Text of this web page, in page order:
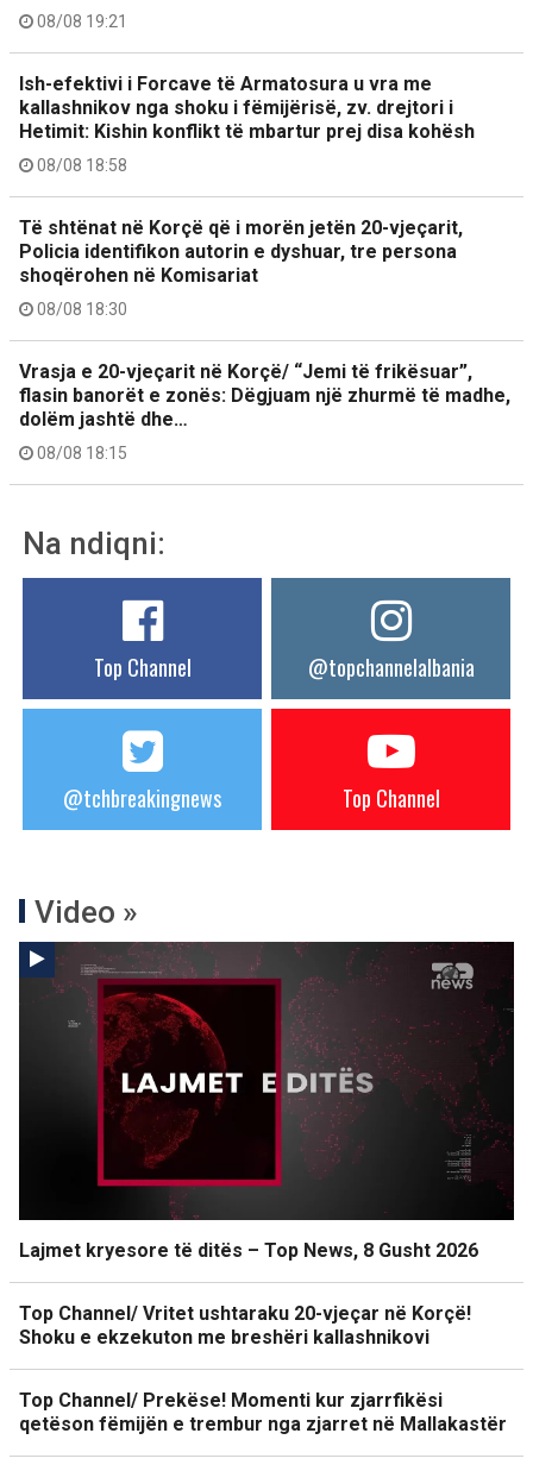
08/08 19:21
Ish-efektivi i Forcave të Armatosura u vra me
kallashnikov nga shoku i fëmijërisë, zv. drejtori i
Hetimit: Kishin konflikt të mbartur prej disa kohësh
08/08 18:58
Të shtënat në Korçë që i morën jetën 20-vjeçarit,
Policia identifikon autorin e dyshuar, tre persona
shoqërohen në Komisariat
08/08 18:30
Vrasja e 20-vjeçarit në Korçë/ “Jemi të frikësuar”,
flasin banorët e zonës: Dëgjuam një zhurmë të madhe,
dolëm jashtë dhe…
08/08 18:15
Na ndiqni:
Top Channel @topchannelalbania
@tchbreakingnews Top Channel
Video »
Lajmet kryesore të ditës – Top News, 8 Gusht 2026
Top Channel/ Vritet ushtaraku 20-vjeçar në Korçë!
Shoku e ekzekuton me breshëri kallashnikovi
Top Channel/ Prekëse! Momenti kur zjarrfikësi
qetëson fëmijën e trembur nga zjarret në Mallakastër